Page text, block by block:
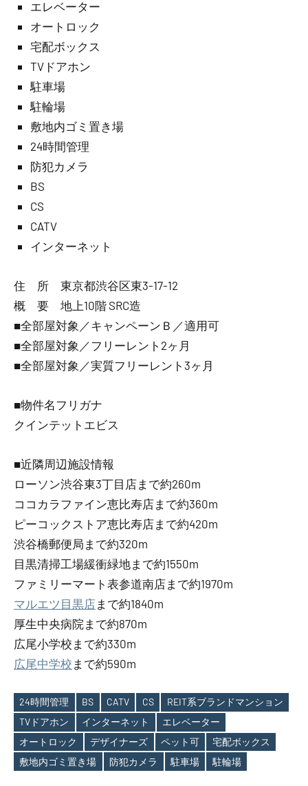
エレベーター
オートロック
宅配ボックス
TVドアホン
駐車場
駐輪場
敷地内ゴミ置き場
24時間管理
防犯カメラ
BS
CS
CATV
インターネット
住 所 東京都渋谷区東3-17-12
概 要 地上10階 SRC造
■全部屋対象／キャンペーンＢ／適用可
■全部屋対象／フリーレント2ヶ月
■全部屋対象／実質フリーレント3ヶ月
■物件名フリガナ
クインテットエビス
■近隣周辺施設情報
ローソン渋谷東3丁目店まで約260m
ココカラファイン恵比寿店まで約360m
ピーコックストア恵比寿店まで約420m
渋谷橋郵便局まで約320m
目黒清掃工場緩衝緑地まで約1550m
ファミリーマート表参道南店まで約1970m
マルエツ目黒店まで約1840m
厚生中央病院まで約870m
広尾小学校まで約330m
広尾中学校 まで約590m
Tags
24時間管理 BS CATV CS
REIT系ブランドマンション
TVドアホン
インターネット
エレベーター
オートロック
デザイナーズ ペット可
宅配ボックス
敷地内ゴミ置き場
防犯カメラ 駐車場 駐輪場